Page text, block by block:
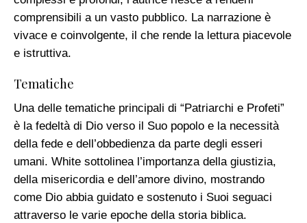
comprensibili a un vasto pubblico. La narrazione è
vivace e coinvolgente, il che rende la lettura piacevole
e istruttiva.
Tematiche
Una delle tematiche principali di “Patriarchi e Profeti”
è la fedeltà di Dio verso il Suo popolo e la necessità
della fede e dell’obbedienza da parte degli esseri
umani. White sottolinea l’importanza della giustizia,
della misericordia e dell’amore divino, mostrando
come Dio abbia guidato e sostenuto i Suoi seguaci
attraverso le varie epoche della storia biblica.